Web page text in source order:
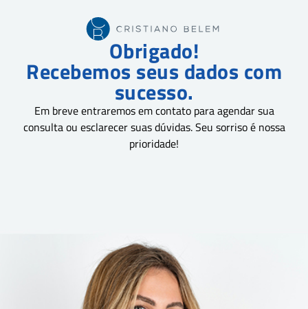
Obrigado!
Recebemos seus dados com
sucesso.
Em breve entraremos em contato para agendar sua
consulta ou esclarecer suas dúvidas. Seu sorriso é nossa
prioridade!